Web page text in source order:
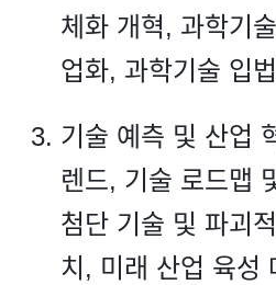
체화 개혁, 과학기
업화, 과학기술 입
기술 예측 및 산업
렌드, 기술 로드맵
첨단 기술 및 파괴
치, 미래 산업 육성